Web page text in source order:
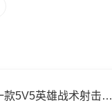
腾讯代理！《无畏契约》国服开启预约 是一款5V5英雄战术射击游戏